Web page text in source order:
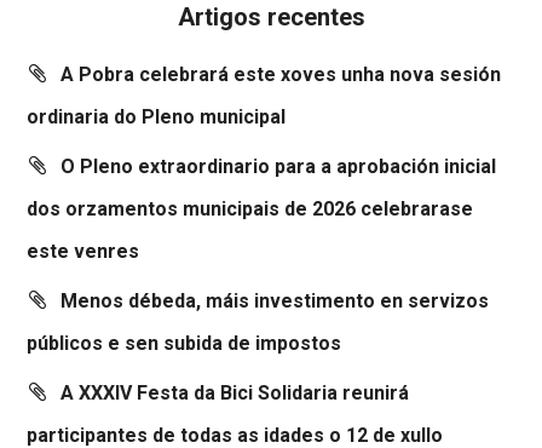
Artigos recentes
A Pobra celebrará este xoves unha nova sesión
ordinaria do Pleno municipal
O Pleno extraordinario para a aprobación inicial
dos orzamentos municipais de 2026 celebrarase
este venres
Menos débeda, máis investimento en servizos
públicos e sen subida de impostos
A XXXIV Festa da Bici Solidaria reunirá
participantes de todas as idades o 12 de xullo